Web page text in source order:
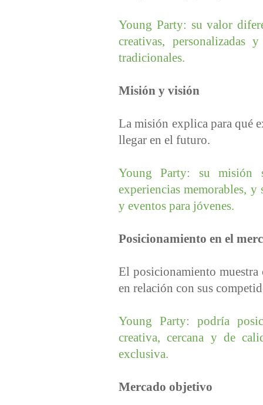
Young Party: su valor
creativas, personalizadas
tradicionales.
Misión y visión
La misión explica para qué
llegar en el futuro.
Young Party: su misión
experiencias memorables,
y eventos para jóvenes.
Posicionamiento en el
El posicionamiento muestra
en relación con sus
Young Party: podría
creativa, cercana y de
exclusiva.
Mercado objetivo